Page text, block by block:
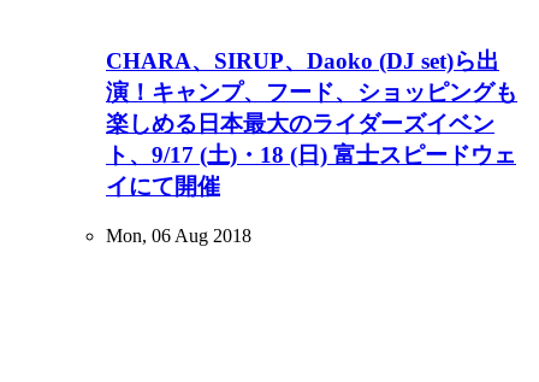
CHARA、SIRUP、Daoko (DJ set)ら出
演！キャンプ、フード、ショッピングも
楽しめる日本最大のライダーズイベン
ト、9/17 (土)・18 (日) 富士スピードウェ
イにて開催
Mon, 06 Aug 2018